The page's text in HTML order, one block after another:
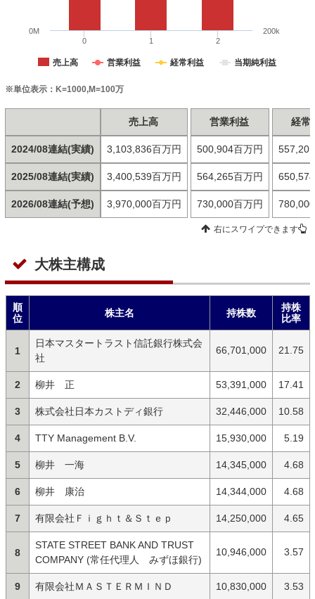
売上高 営業利益 経常利益 当期純利益
0 1 2
0M 200k
※単位表示：K=1000,M=100万
2024/08連結(実績)
2025/08連結(実績)
2026/08連結(予想)
売上高
3,103,836百万円
3,400,539百万円
3,970,000百万円
営業利益
500,904百万円
564,265百万円
730,000百万円
経常
右にスワイプできます
大株主構成
順
位
株主名 持株数
持株
比率
1
日本マスタートラスト信託銀行株式会
社
66,701,000 21.75
2 柳井 正 53,391,000 17.41
3 株式会社日本カストディ銀行 32,446,000 10.58
4 TTY Management B.V. 15,930,000 5.19
5 柳井 一海 14,345,000 4.68
6 柳井 康治 14,344,000 4.68
7 有限会社Ｆｉｇｈｔ＆Ｓｔｅｐ 14,250,000 4.65
8
STATE STREET BANK AND TRUST
COMPANY (常任代理人 みずほ銀行)
10,946,000 3.57
9 有限会社ＭＡＳＴＥＲＭＩＮＤ 10,830,000 3.53